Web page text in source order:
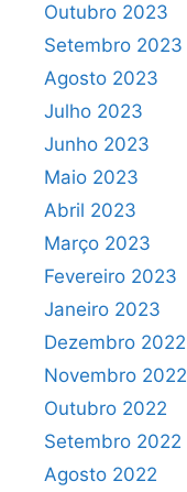
Outubro 2023
Setembro 2023
Agosto 2023
Julho 2023
Junho 2023
Maio 2023
Abril 2023
Março 2023
Fevereiro 2023
Janeiro 2023
Dezembro 2022
Novembro 2022
Outubro 2022
Setembro 2022
Agosto 2022